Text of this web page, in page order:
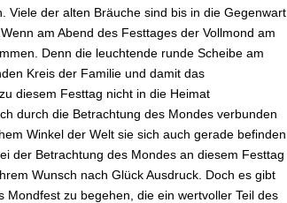
Viele der alten Bräuche sind bis in die Gegenwart
am Abend des Festtages der Vollmond am
Denn die leuchtende runde Scheibe am
Kreis der Familie und damit das
diesem Festtag nicht in die Heimat
durch die Betrachtung des Mondes verbunden
Winkel der Welt sie sich auch gerade befinden
der Betrachtung des Mondes an diesem Festtag
Wunsch nach Glück Ausdruck. Doch es gibt
zu begehen, die ein wertvoller Teil des